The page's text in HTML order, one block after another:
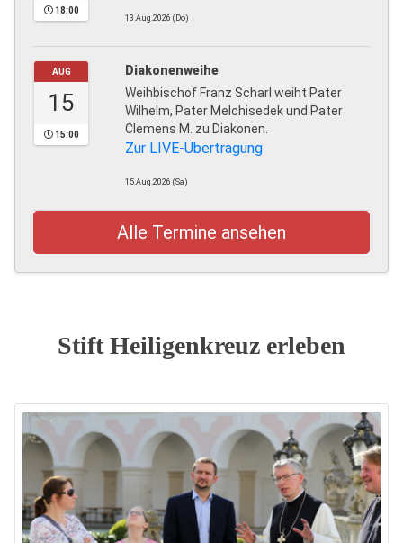
18:00
13.Aug.2026 (Do)
AUG
15
15:00
Diakonenweihe
Weihbischof Franz Scharl weiht Pater
Wilhelm, Pater Melchisedek und Pater
Clemens M. zu Diakonen.
Zur LIVE-Übertragung
15.Aug.2026 (Sa)
Alle Termine ansehen
Stift Heiligenkreuz erleben